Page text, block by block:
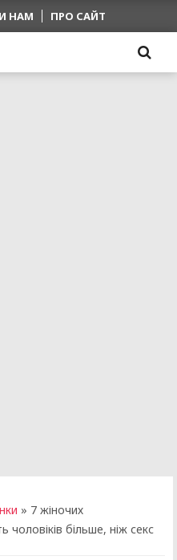
НАМ ПРО САЙТ
» 7 жіночих
більше, ніж секс